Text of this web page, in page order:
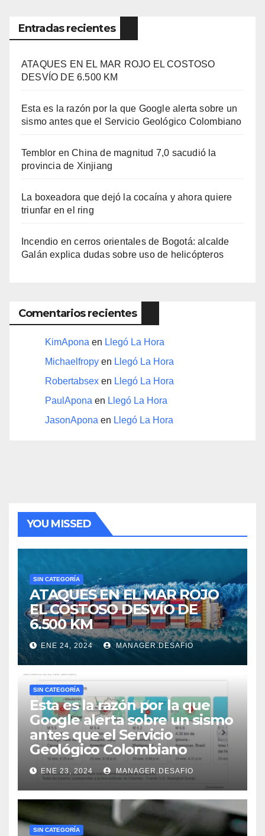
Entradas recientes
ATAQUES EN EL MAR ROJO EL COSTOSO
DESVÍO DE 6.500 KM
Esta es la razón por la que Google alerta sobre un
sismo antes que el Servicio Geológico Colombiano
Temblor en China de magnitud 7,0 sacudió la
provincia de Xinjiang
La boxeadora que dejó la cocaína y ahora quiere
triunfar en el ring​
Incendio en cerros orientales de Bogotá: alcalde
Galán explica dudas sobre uso de helicópteros
Comentarios recientes
KimApona en Llegó La Hora
Michaelfropy en Llegó La Hora
Robertabsex en Llegó La Hora
PaulApona en Llegó La Hora
JasonApona en Llegó La Hora
YOU MISSED
SIN CATEGORÍA
ATAQUES EN EL MAR ROJO
EL COSTOSO DESVÍO DE
6.500 KM
ENE 24, 2024 MANAGER.DESAFIO
SIN CATEGORÍA
Esta es la razón por la que
Google alerta sobre un sismo
antes que el Servicio
Geológico Colombiano
ENE 23, 2024 MANAGER.DESAFIO
SIN CATEGORÍA